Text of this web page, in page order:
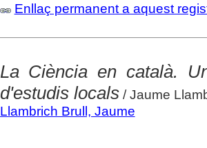
Enllaç permanent a aquest
La Ciència en català.
d'estudis locals/ Jaume
Llambrich Brull, Jaume